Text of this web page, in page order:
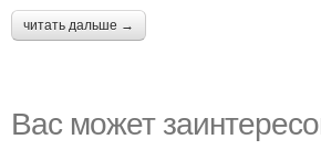
читать дальше →
Вас может